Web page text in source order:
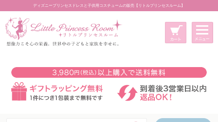
ディズニープリンセスドレスと子供用コスチュームの販売【リトルプリンセスルーム】
新規会員登録
マイページ
カート
詳細検索 >